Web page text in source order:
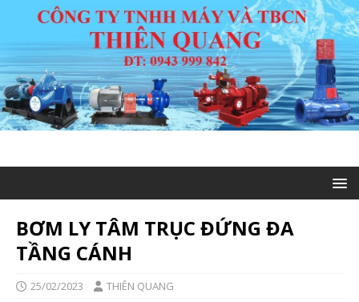
BƠM LY TÂM TRỤC ĐỨNG ĐA
TẦNG CÁNH
25/02/2023 THIÊN QUANG